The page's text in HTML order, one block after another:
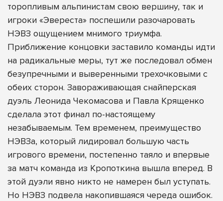
торопливым альпинистам свою вершину, так и
игроки «Эвереста» поспешили разочаровать
НЭВЗ ощущением мнимого триумфа.
Приближение концовки заставило команды идти
на радикальные меры, тут же последовал обмен
безупречными и выверенными трехочковыми с
обеих сторон. Завораживающая снайперская
дуэль Леонида Чекомасова и Павла Крященко
сделала этот финал по-настоящему
незабываемым. Тем временем, преимущество
НЭВЗа, который лидировал большую часть
игрового времени, постепенно таяло и впервые
за матч команда из Кропоткина вышла вперед. В
этой дуэли явно никто не намерен был уступать.
Но НЭВЗ подвела накопившаяся череда ошибок.